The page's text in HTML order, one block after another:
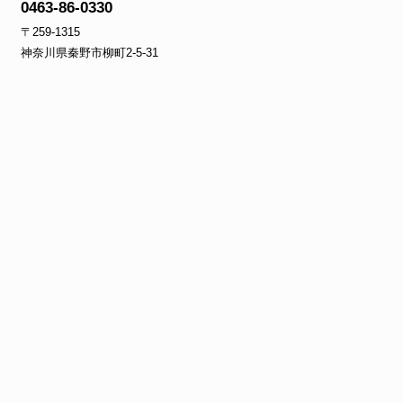
0463-86-0330
〒259-1315
神奈川県秦野市柳町2‐5‐31